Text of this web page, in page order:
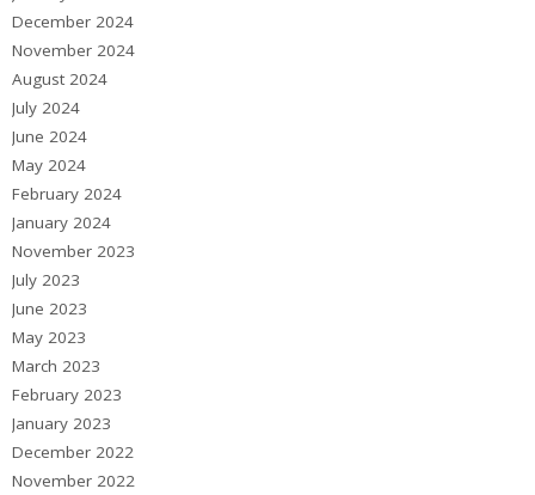
December 2024
November 2024
August 2024
July 2024
June 2024
May 2024
February 2024
January 2024
November 2023
July 2023
June 2023
May 2023
March 2023
February 2023
January 2023
December 2022
November 2022